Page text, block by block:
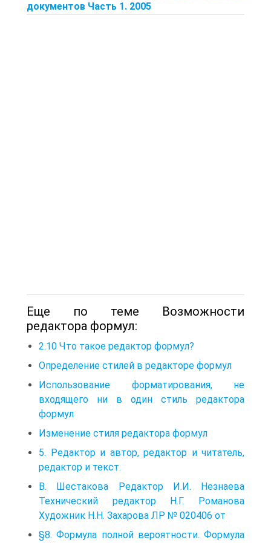
документов Часть 1. 2005
Еще по теме Возможности
редактора формул:
2.10 Что такое редактор формул?
Определение стилей в редакторе формул
Использование форматирования, не
входящего ни в один стиль редактора
формул
Изменение стиля редактора формул
5. Редактор и автор, редактор и читатель,
редактор и текст.
В. Шестакова Редактор И.И. Незнаева
Технический редактор Н.Г. Романова
Художник Н.Н. Захарова ЛР № 020406 от
§8. Формула полной вероятности. Формула